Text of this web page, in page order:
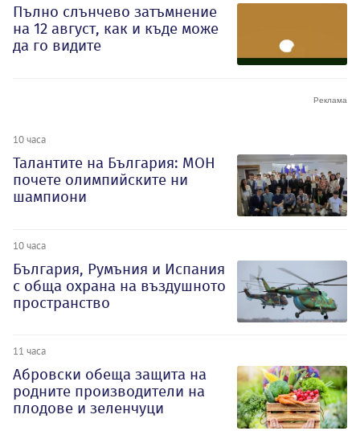
Пълно слънчево затъмнение
на 12 август, как и къде може
да го видите
10 часа
Талантите на България: МОН
почете олимпийските ни
шампиони
10 часа
България, Румъния и Испания
с обща охрана на въздушното
пространство
11 часа
Абровски обеща защита на
родните производители на
плодове и зеленчуци